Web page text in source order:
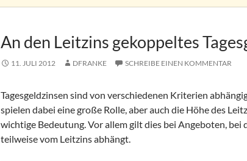
An den Leitzins gekoppeltes
11. JULI 2012 DFRANKE SCHREIBE EINEN KOMMENTAR
Tagesgeldzinsen sind von verschiedenen Kriterien
spielen dabei eine große Rolle, aber auch die Höhe des
wichtige Bedeutung. Vor allem gilt dies bei Angeboten, bei
teilweise vom Leitzins abhängt.